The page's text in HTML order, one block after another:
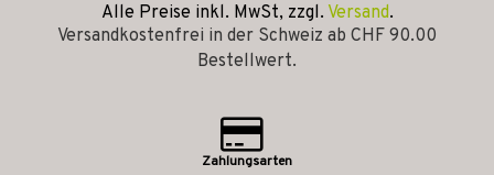
Alle Preise inkl. MwSt, zzgl. Versand.
Versandkostenfrei in der Schweiz ab CHF 90.00
Bestellwert.
Zahlungsarten